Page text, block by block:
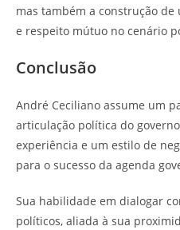
mas também a construção
e respeito mútuo no cenário
Conclusão
André Ceciliano assume um
articulação política do
experiência e um estilo de
para o sucesso da agenda
Sua habilidade em dialogar
políticos, aliada à sua